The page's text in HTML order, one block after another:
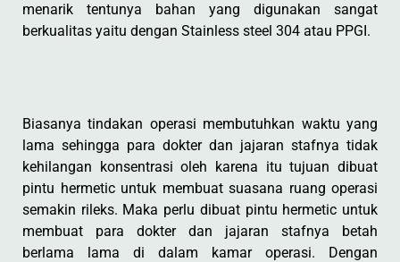
menarik tentunya bahan yang digunakan sangat
berkualitas yaitu dengan Stainless steel 304 atau PPGI.
Biasanya tindakan operasi membutuhkan waktu yang
lama sehingga para dokter dan jajaran stafnya tidak
kehilangan konsentrasi oleh karena itu tujuan dibuat
pintu hermetic untuk membuat suasana ruang operasi
semakin rileks. Maka perlu dibuat pintu hermetic untuk
membuat para dokter dan jajaran stafnya betah
berlama lama di dalam kamar operasi. Dengan